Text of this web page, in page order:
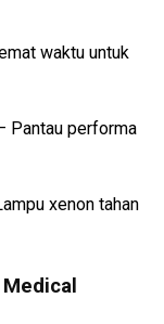
waktu untuk
Pantau performa
xenon tahan